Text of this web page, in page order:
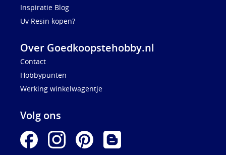
Inspiratie Blog
Uv Resin kopen?
Over Goedkoopstehobby.nl
Contact
Hobbypunten
Werking winkelwagentje
Volg ons